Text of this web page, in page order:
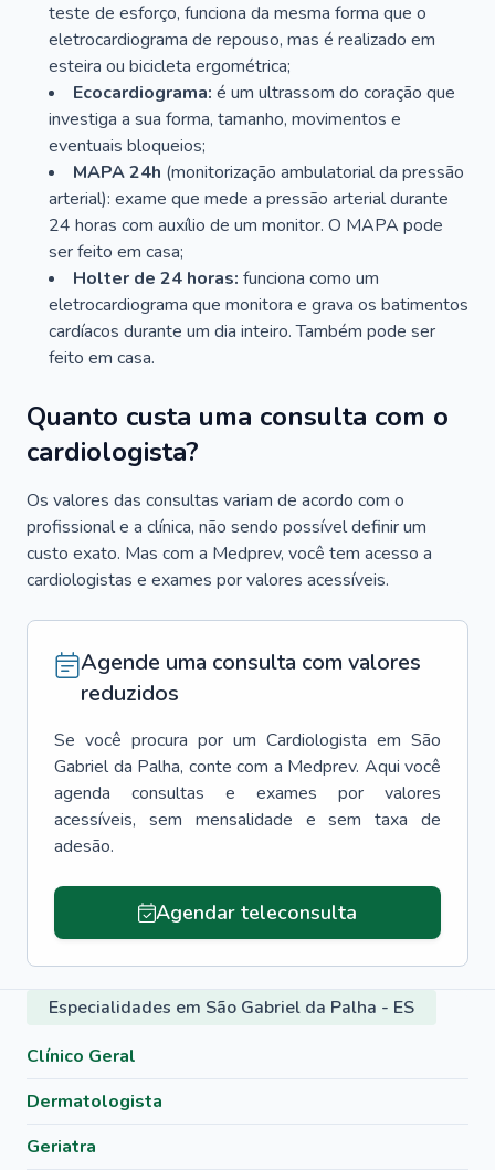
teste de esforço, funciona da mesma forma que o
eletrocardiograma de repouso, mas é realizado em
esteira ou bicicleta ergométrica;
Ecocardiograma: é um ultrassom do coração que
investiga a sua forma, tamanho, movimentos e
eventuais bloqueios;
MAPA 24h (monitorização ambulatorial da pressão
arterial): exame que mede a pressão arterial durante
24 horas com auxílio de um monitor. O MAPA pode
ser feito em casa;
Holter de 24 horas: funciona como um
eletrocardiograma que monitora e grava os batimentos
cardíacos durante um dia inteiro. Também pode ser
feito em casa.
Quanto custa uma consulta com o
cardiologista?
Os valores das consultas variam de acordo com o
profissional e a clínica, não sendo possível definir um
custo exato. Mas com a Medprev, você tem acesso a
cardiologistas e exames por valores acessíveis.
Agende uma consulta com valores
reduzidos
Se você procura por um Cardiologista em São
Gabriel da Palha, conte com a Medprev. Aqui você
agenda consultas e exames por valores
acessíveis, sem mensalidade e sem taxa de
adesão.
Agendar teleconsulta
Especialidades em São Gabriel da Palha - ES
Clínico Geral
Dermatologista
Geriatra